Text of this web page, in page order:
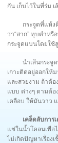
กัน เก็บไว้ในที่ร่ม
กระจูดที่แห้ง
ว่า“สาก” ทุบตำห
กระจูดแบนโดยใช้
นำเส้นกระจู
เกาะติดอยู่ออกให้
และสวยงาม ถ้าต้
แบบ ต่างๆ ตามต้อ
เคลือบ ให้มันวาว
เคล็ดลับการ
แช่ในน้ำโคลนเพื่อ
ไม่เกิดปัญหาเรื่องเ